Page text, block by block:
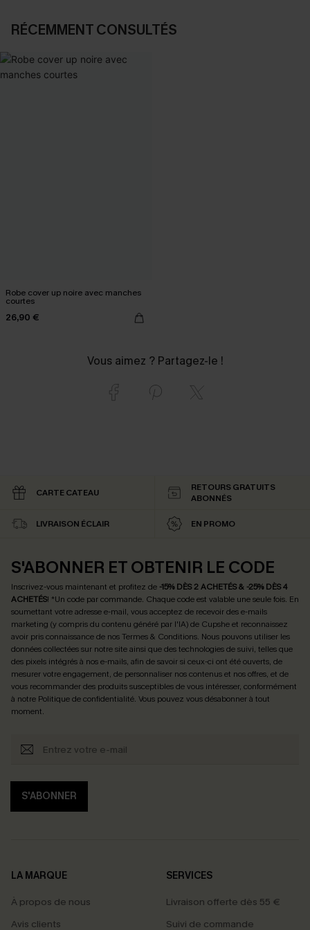
RÉCEMMENT CONSULTÉS
Robe cover up noire avec manches
courtes
26,90 €
Vous aimez ? Partagez-le !
CARTE CATEAU
RETOURS GRATUITS
ABONNÉS
LIVRAISON ÉCLAIR EN PROMO
S'ABONNER ET OBTENIR LE CODE
Inscrivez-vous maintenant et profitez de -15% DÈS 2 ACHETÉS & -25% DÈS 4
ACHETÉS! *Un code par commande. Chaque code est valable une seule fois. En
soumettant votre adresse e-mail, vous acceptez de recevoir des e-mails
marketing (y compris du contenu généré par l'IA) de Cupshe et reconnaissez
avoir pris connaissance de nosTermes & Conditions. Nous pouvons utiliser les
données collectées sur notre site ainsi que des technologies de suivi, telles que
des pixels intégrés à nos e-mails, afin de savoir si ceux-ci ont été ouverts, de
mesurer votre engagement, de personnaliser nos contenus et nos offres, et de
vous recommander des produits susceptibles de vous intéresser, conformément
à notre Politique de confidentialité. Vous pouvez vous désabonner à tout
moment.
S'ABONNER
LA MARQUE
À propos de nous
Avis clients
SERVICES
Livraison offerte dès 55 €
Suivi de commande